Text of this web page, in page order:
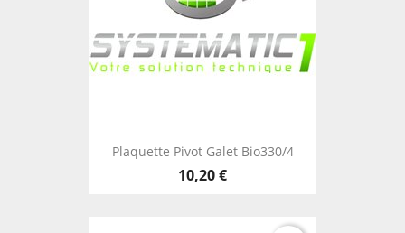
Plaquette Pivot Galet Bio330/4
10,20 €